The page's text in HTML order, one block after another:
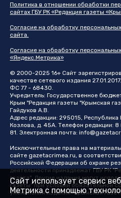
Политика в отношении обработки
сайтах ГБУ РК «Редакция газеты
Согласие на обработку
сайта.
Согласие на обработку
«Яндекс.Метрика»
© 2000-2025 16+ Сайт
качестве сетевого издания
ФС 77 - 68430.
Учредитель: Государственное
Крым "Редакция газеты "Крымская
Гайдуков А.В.
Адрес редакции: 295015,
Козлова, д. 45А. Телефон редакции:
81. Электронная почта:
Исключительные права на
сайте gazetacrimea.ru, в
Российской Федерации об охране
деятельности принадлежат ГБУ РК
газета". Другие издания могут
газеты" при условии обязательной
упоминания издания "Крымская
Сайт использует сервис
Метрика с помощью